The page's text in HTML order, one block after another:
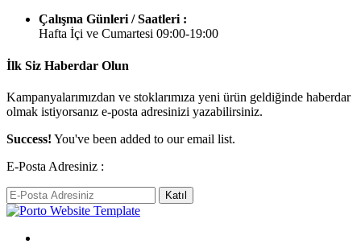
Çalışma Günleri / Saatleri :
Hafta İçi ve Cumartesi 09:00-19:00
İlk Siz Haberdar Olun
Kampanyalarımızdan ve stoklarımıza yeni ürün geldiğinde haberdar
olmak istiyorsanız e-posta adresinizi yazabilirsiniz.
Success! You've been added to our email list.
E-Posta Adresiniz :
Katıl